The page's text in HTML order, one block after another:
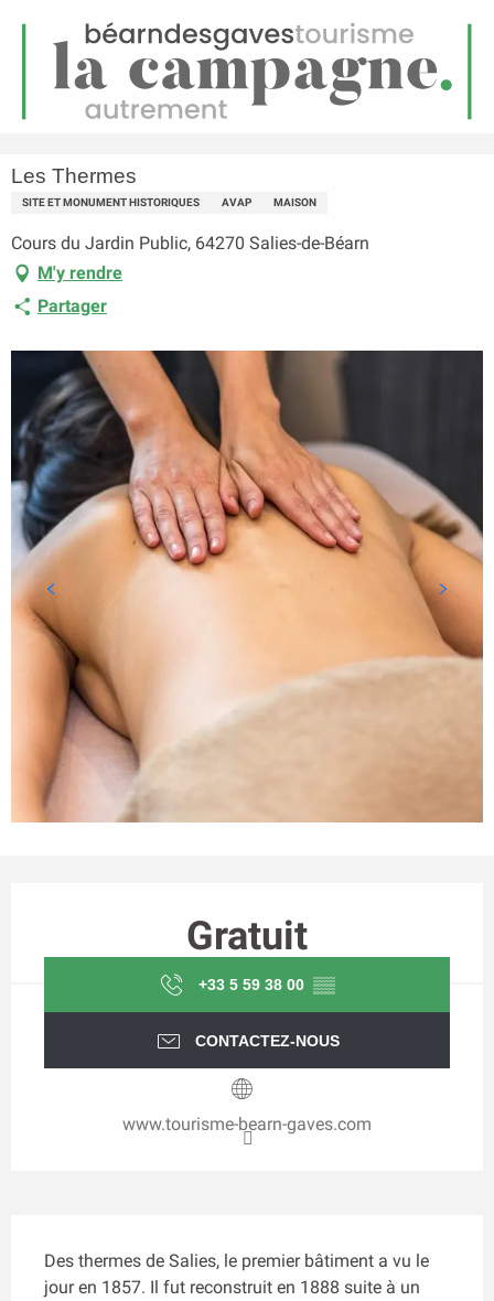
Menu
Les Thermes
Les Thermes
SITE ET MONUMENT HISTORIQUES AVAP MAISON
Cours du Jardin Public, 64270 Salies-de-Béarn
M'y rendre
Partager
Gratuit
+33 5 59 38 00 ▒▒
CONTACTEZ-NOUS
www.tourisme-bearn-gaves.com
Des thermes de Salies, le premier bâtiment a vu le
jour en 1857. Il fut reconstruit en 1888 suite à un